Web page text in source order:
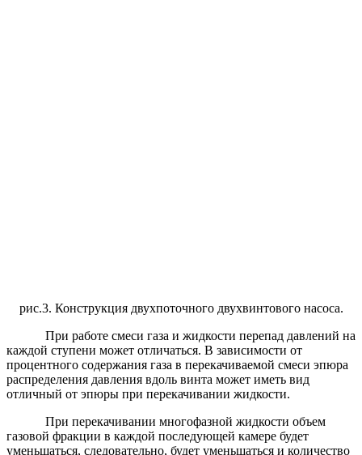
рис.3. Конструкция двухпоточного двухвинтового насоса.
При работе смеси газа и жидкости перепад давлений на
каждой ступени может отличаться. В зависимости от
процентного содержания газа в перекачиваемой смеси эпюра
распределения давления вдоль винта может иметь вид
отличный от эпюры при перекачивании жидкости.
При перекачивании многофазной жидкости объем
газовой фракции в каждой последующей камере будет
уменьшаться, следовательно, будет уменьшаться и количество